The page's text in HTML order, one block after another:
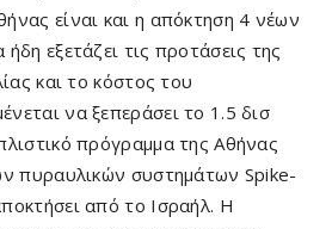
είναι και η απόκτηση 4 νέων
εξετάζει τις προτάσεις της
και το κόστος του
να ξεπεράσει το 1.5 δισ
πρόγραμμα της Αθήνας
πυραυλικών συστημάτων Spike-
από το Ισραήλ. Η